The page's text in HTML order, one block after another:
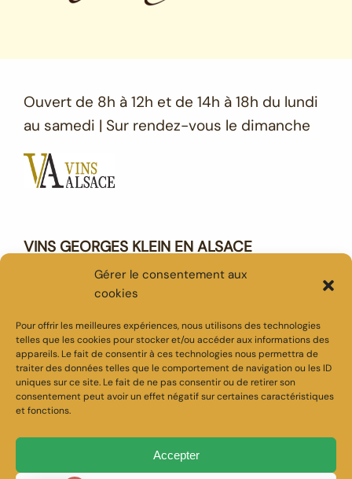
Gérer le consentement aux
cookies
Pour offrir les meilleures expériences, nous utilisons des technologies
telles que les cookies pour stocker et/ou accéder aux informations des
appareils. Le fait de consentir à ces technologies nous permettra de
traiter des données telles que le comportement de navigation ou les ID
uniques sur ce site. Le fait de ne pas consentir ou de retirer son
consentement peut avoir un effet négatif sur certaines caractéristiques
et fonctions.
Accepter
Ouvert de 8h à 12h et de 14h à 18h du lundi
au samedi | Sur rendez-vous le dimanche
VINS GEORGES KLEIN EN ALSACE
10 ROUTE DU VIN - 68590 SAINT HIPPOLYTE
03 89 73 00 28 - info@georgesklein.fr
CONDITIONS GENERALES DE VENTE